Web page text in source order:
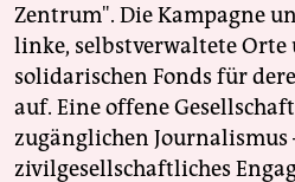
Zentrum". Die Kampagne
linke, selbstverwaltete Orte
solidarischen Fonds für
auf. Eine offene
zugänglichen Journalismus
zivilgesellschaftliches